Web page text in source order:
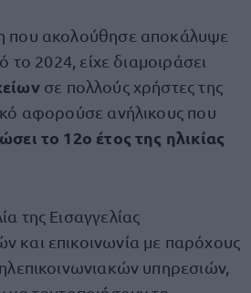
που ακολούθησε αποκάλυψε
το 2024, είχε διαμοιράσει
σε πολλούς χρήστες της
αφορούσε ανήλικους που
το 12ο έτος της ηλικίας
της Εισαγγελίας
και επικοινωνία με παρόχους
υπηρεσιών,